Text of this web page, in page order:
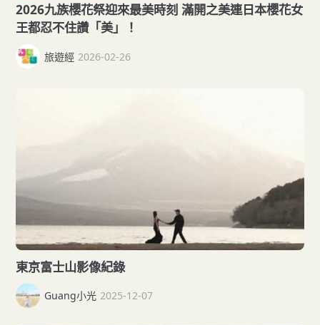
2026九族櫻花祭迎來最美時刻 滿開之美連日本櫻花女
王都忍不住讚「美」！
旅遊經 2026-02-26
東京富士山影像紀錄
Guang小光 2025-12-07